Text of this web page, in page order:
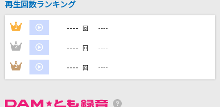
Omoinotake
もっと見る
カラオケ最新情報をチェック！
再生回数ランキング
1 ---- 回 ----
2 ---- 回 ----
3 ---- 回 ----